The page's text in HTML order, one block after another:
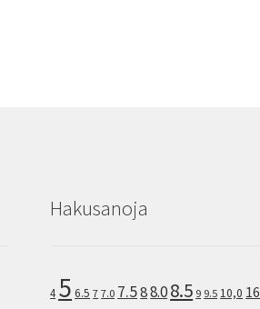
Hakusanoja
4 5 6.5 7 7.0 7.588.08.5 9 9.5 10,0 16